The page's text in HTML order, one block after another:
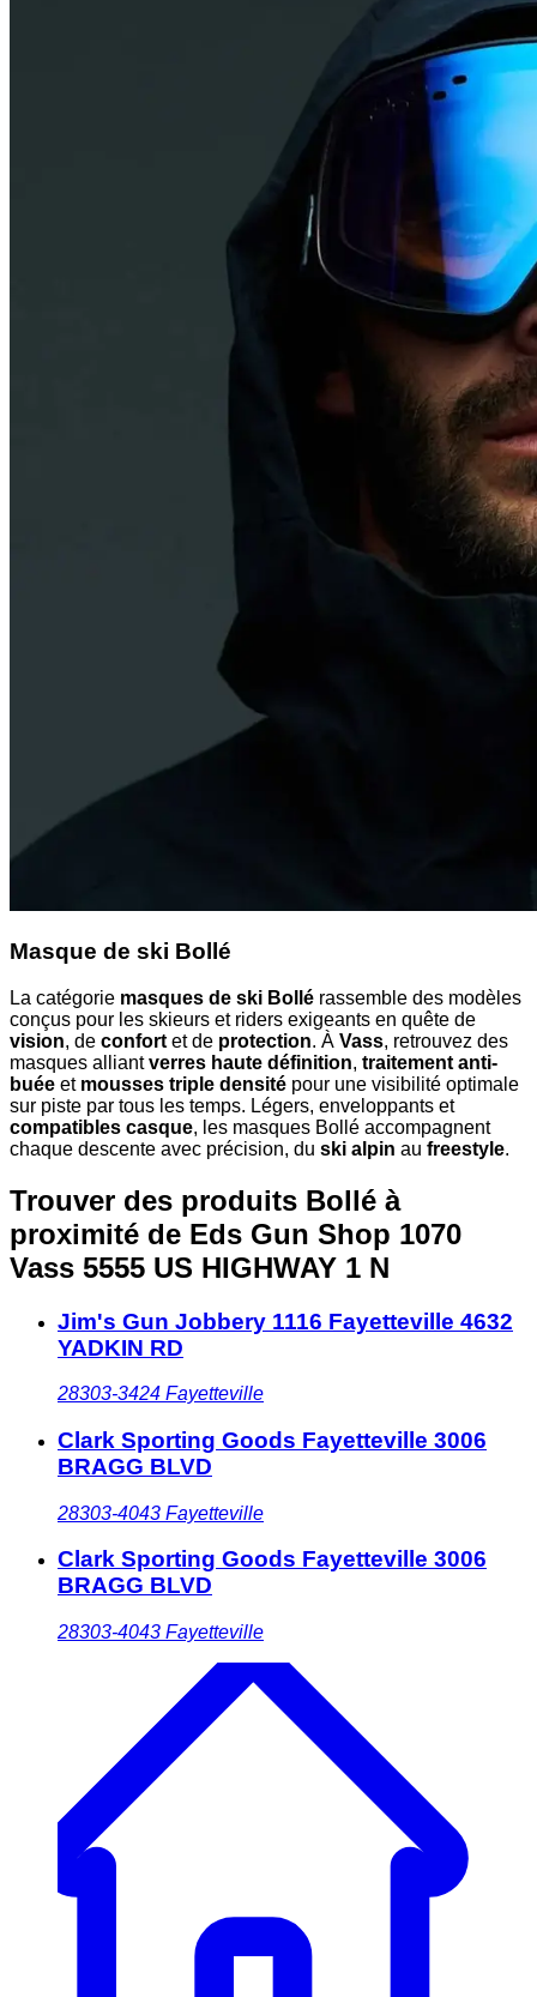
Masque de ski Bollé
La catégorie masques de ski Bollé rassemble des modèles
conçus pour les skieurs et riders exigeants en quête de
vision, de confort et de protection. À Vass, retrouvez des
masques alliantverres haute définition, traitement anti-
buée et mousses triple densité pour une visibilité optimale
sur piste par tous les temps. Légers, enveloppants et
compatibles casque, les masques Bollé accompagnent
chaque descente avec précision, du ski alpin au freestyle.
Trouver des produits Bollé à
proximité de Eds Gun Shop 1070
Vass 5555 US HIGHWAY 1 N
Jim's Gun Jobbery 1116 Fayetteville 4632
YADKIN RD
28303-3424 Fayetteville
Clark Sporting Goods Fayetteville 3006
BRAGG BLVD
28303-4043 Fayetteville
Clark Sporting Goods Fayetteville 3006
BRAGG BLVD
28303-4043 Fayetteville